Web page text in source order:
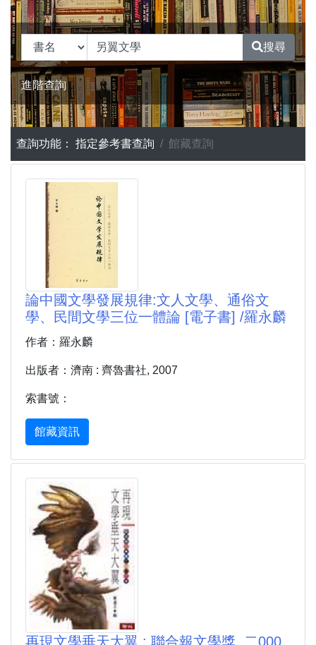
搜尋
進階查詢
查詢功能： 指定參考書查詢 館藏查詢
論中國文學發展規律:文人文學、通俗文
學、民間文學三位一體論 [電子書] /羅永麟
作者：羅永麟
出版者：濟南 : 齊魯書社, 2007
索書號：
館藏資訊
再現文學垂天大翼 : 聯合報文學獎. 二000